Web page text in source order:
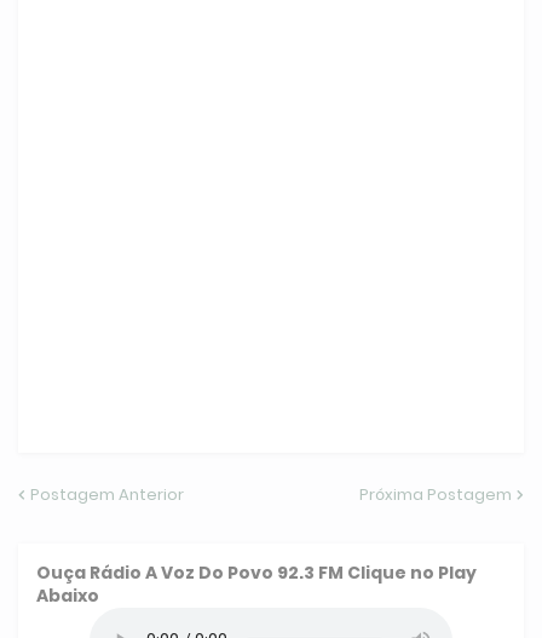
Postagem Anterior Próxima Postagem
Ouça Rádio A Voz Do Povo 92.3 FM Clique no Play
Abaixo